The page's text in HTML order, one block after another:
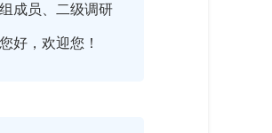
成员、二级调研
好，欢迎您！